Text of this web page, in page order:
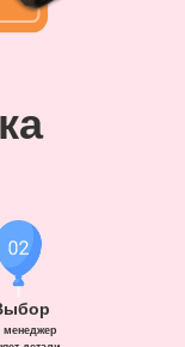
менеджер